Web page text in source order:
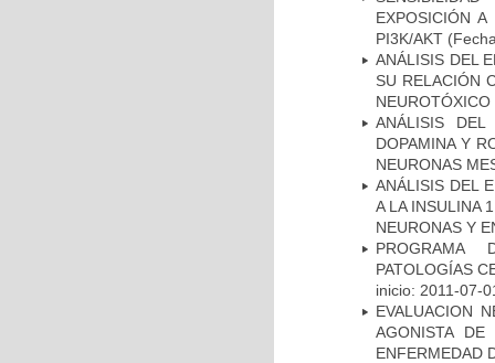
EXPOSICIÓN
PI3K/AKT
ANÁLISIS DEL
SU RELACIÓN
NEUROTÓXICO
ANÁLISIS
DOPAMINA Y
NEURONAS
ANÁLISIS DEL
A LA INSULINA
NEURONAS Y
PROGRAMA
PATOLOGÍAS
inicio: 2011-07-
EVALUACION
AGONISTA
ENFERMEDAD